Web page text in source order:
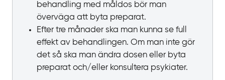
behandling med måldos bör man
överväga att byta preparat.
Efter tre månader ska man kunna se full
effekt av behandlingen. Om man inte gör
det så ska man ändra dosen eller byta
preparat och/eller konsultera psykiater.